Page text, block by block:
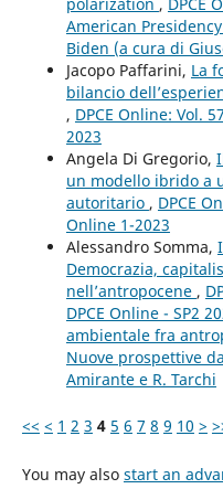
American
Biden (a cura di
Jacopo Paffarini, La
bilancio
, DPCE Online: Vol.
2023
Angela Di Gregorio,
un modello ibrido a
autoritario , DPCE
Online 1-2023
Alessandro Somma,
Democrazia,
nell’antropocene ,
DPCE Online - SP2
ambientale fra
Nuove prospettive
Amirante e R. Tarchi
<< < 1 2 3 4 5 6 7 8 9 10 >
You may also start an